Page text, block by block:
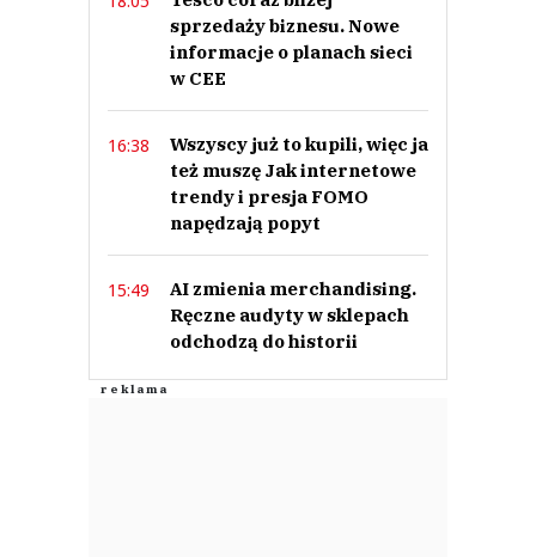
sprzedaży biznesu. Nowe
informacje o planach sieci
w CEE
16:38
Wszyscy już to kupili, więc ja
też muszę Jak internetowe
trendy i presja FOMO
napędzają popyt
15:49
AI zmienia merchandising.
Ręczne audyty w sklepach
odchodzą do historii